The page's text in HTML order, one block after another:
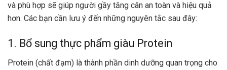
và phù hợp sẽ giúp người gầy tăng cân an toàn và hiệu quả
hơn. Các bạn cần lưu ý đến những nguyên tắc sau đây:
1. Bổ sung thực phẩm giàu Protein
Protein (chất đạm) là thành phần dinh dưỡng quan trọng cho